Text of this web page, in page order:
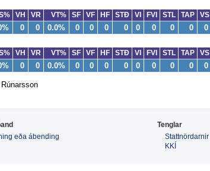
VH VR VT% SF VF HF STÐ VI FVI STL TAP VS
0 0 0.0% 0 0 0 0 0 0 0 0 0
VH VR VT% SF VF HF STÐ VI FVI STL TAP VS
0 0 0.0% 0 0 0 0 0 0 0 0 0
eða ábending
Tenglar
Stattnördarnir
KKÍ